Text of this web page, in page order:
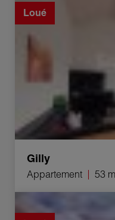
Loué
Gilly
Appartement 53